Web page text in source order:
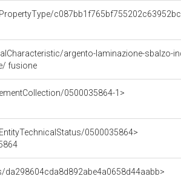
argento-laminazione-sbalzo-
fusione
0500035864-1>
0500035864>